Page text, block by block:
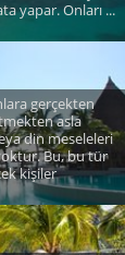
yapar. Onları ...
gerçekten
asla
din meseleleri
Bu, bu tür
kişiler